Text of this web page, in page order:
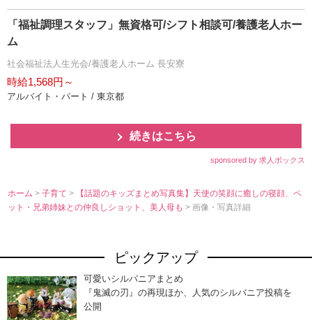
「福祉調理スタッフ」無資格可/シフト相談可/養護老人ホー
ム
社会福祉法人生光会/養護老人ホーム 長安寮
時給1,568円～
アルバイト・パート / 東京都
続きはこちら
sponsored by 求人ボックス
ホーム >子育て>
【話題のキッズまとめ写真集】天使の笑顔に癒しの寝顔、ペ
ット・兄弟姉妹との仲良しショット、美人母も> 画像・写真詳細
ピックアップ
可愛いシルバニアまとめ
『鬼滅の刃』の再現ほか、人気のシルバニア投稿を
公開